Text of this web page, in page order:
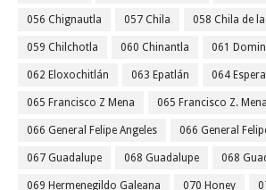
056 Chignautla 057 Chila 058 Chila de la
059 Chilchotla 060 Chinantla 061
062 Eloxochitlán 063 Epatlán 064
065 Francisco Z Mena 065 Francisco Z. Mena
066 General Felipe Angeles 066 General
067 Guadalupe 068 Guadalupe 068
069 Hermenegildo Galeana 070 Honey